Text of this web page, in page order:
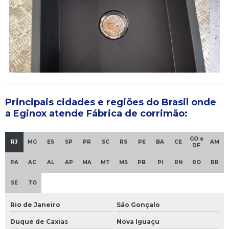
Principais cidades e regiões do Brasil onde
a Eginox atende Fábrica de corrimão:
RJ MG ES SP PR SC RS PE BA CE
GO e
DF
AM
PA AC AL AP MA MT MS PB PI RN RO RR
SE TO
Rio de Janeiro São Gonçalo
Duque de Caxias Nova Iguaçu